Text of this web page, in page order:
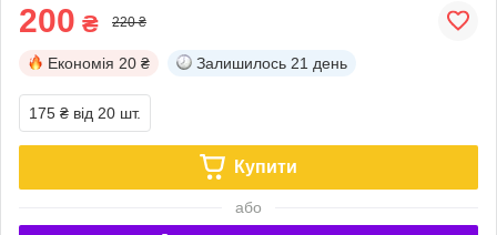
200 ₴ 220 ₴
Економія 20 ₴ Залишилось 21 день
175 ₴ від 20 шт.
Купити
або